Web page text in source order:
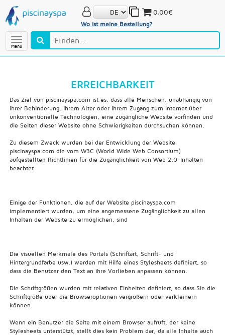
Menú
Wo ist meine Bestellung?
0,00€
ERREICHBARKEIT
Das Ziel von piscinayspa.com ist es, dass alle Menschen, unabhängig von
ihrer Behinderung, ihrem Alter oder ihrem Zugang zum Internet über
unkonventionelle Technologien, eine zugängliche Website vorfinden und
die Seiten dieser Website ohne Schwierigkeiten durchsuchen können.
Zu diesem Zweck wurden bei der Entwicklung der Website
piscinayspa.com die vom W3C (World Wide Web Consortium)
aufgestellten Richtlinien für die Zugänglichkeit von Web 2.0-Inhalten
beachtet.
Einige der Funktionen, die auf der Website piscinayspa.com
implementiert wurden, um eine angemessene Zugänglichkeit zu allen
Inhalten der Website zu ermöglichen, sind
Die visuellen Merkmale des Portals (Schriftart, Schrift- und
Hintergrundfarbe usw.) werden mit Hilfe eines Stylesheets definiert, so
dass die Benutzer den Text an ihre Vorlieben anpassen können.
Die Schriftgrößen wurden mit relativen Einheiten definiert, so dass Sie die
Schriftgröße über die Browseroptionen vergrößern oder verkleinern
können.
Wenn ein Benutzer die Seite mit einem Browser aufruft, der keine
Stylesheets unterstützt, stellt dies kein Problem dar, da alle Inhalte auch